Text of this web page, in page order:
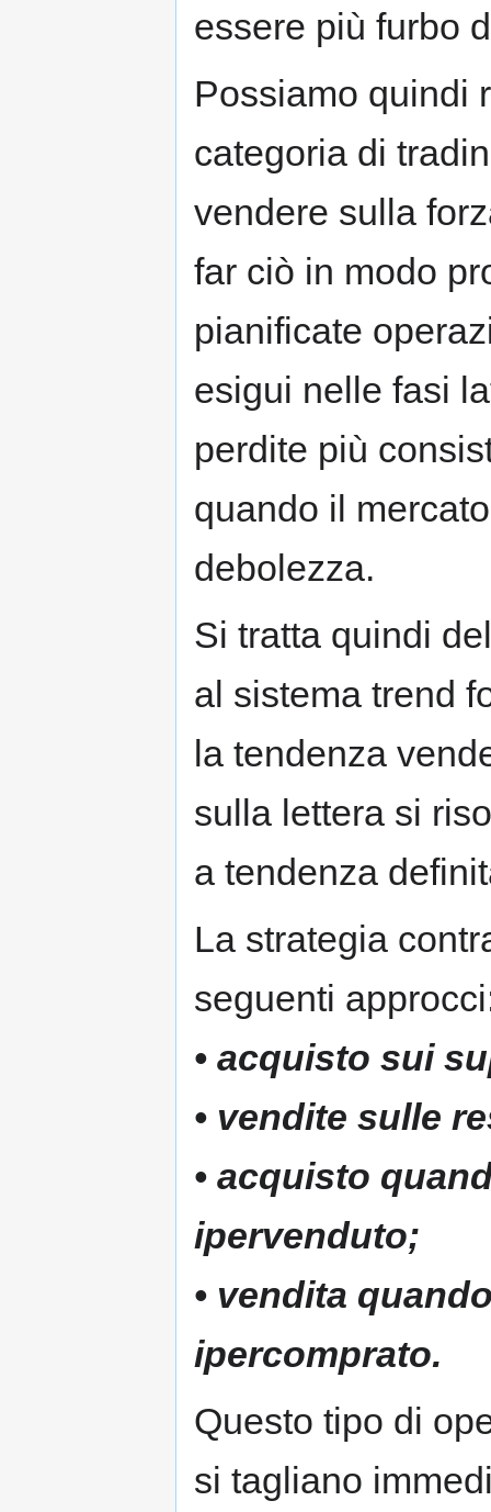
essere più furbo
Possiamo quindi
categoria di
vendere sulla
far ciò in modo
pianificate
esigui nelle fasi
perdite più
quando il
debolezza.
Si tratta quindi
al sistema trend
la tendenza
sulla lettera si
a tendenza
La strategia
seguenti
• acquisto sui
• vendite sulle
• acquisto
ipervenduto;
• vendita
ipercomprato.
Questo tipo di
si tagliano